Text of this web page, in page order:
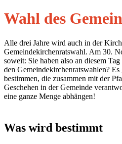
Wahl des
Alle drei Jahre wird auch in der
Gemeindekirchenratswahl. Am 30.
soweit: Sie haben also an diesem
den Gemeindekirchenratswahlen?
bestimmen, die zusammen mit der
Geschehen in der Gemeinde
eine ganze Menge abhängen!
Was wird bestimmt